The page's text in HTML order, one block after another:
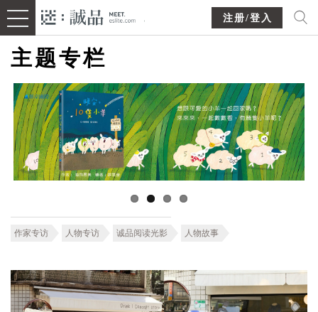
注册/登入
主题专栏
作家专访 人物专访 诚品阅读光影 人物故事